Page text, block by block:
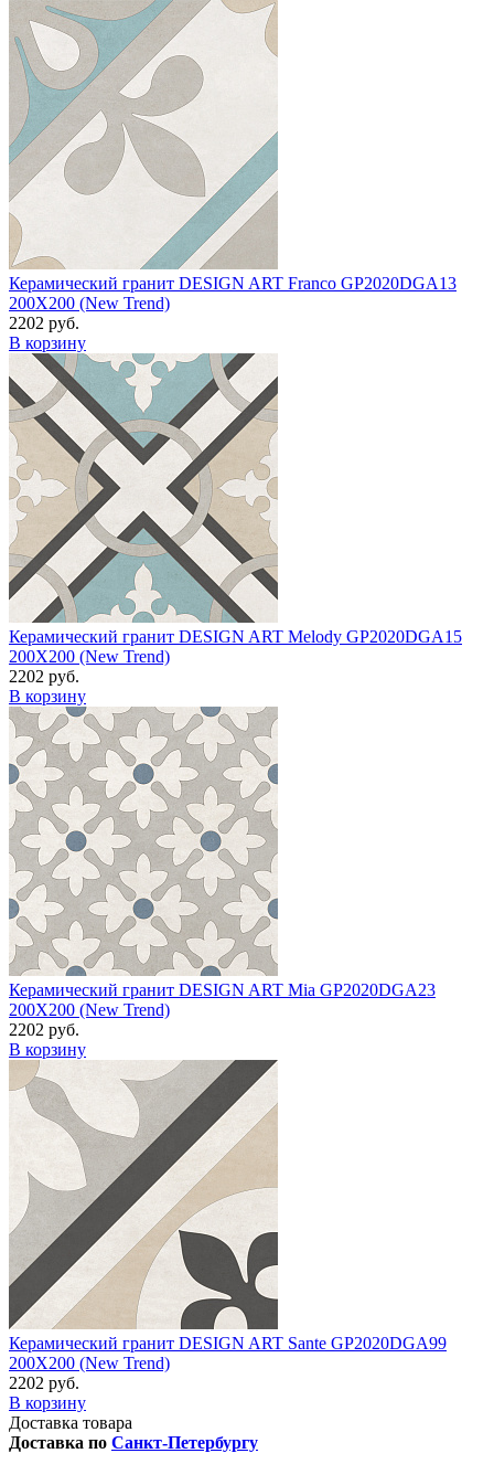
Керамический гранит DESIGN ART Franco GP2020DGA13
200X200 (New Trend)
2202 руб.
В корзину
Керамический гранит DESIGN ART Melody GP2020DGA15
200X200 (New Trend)
2202 руб.
В корзину
Керамический гранит DESIGN ART Mia GP2020DGA23
200X200 (New Trend)
2202 руб.
В корзину
Керамический гранит DESIGN ART Sante GP2020DGA99
200X200 (New Trend)
2202 руб.
В корзину
Доставка товара
Доставка по Санкт-Петербургу